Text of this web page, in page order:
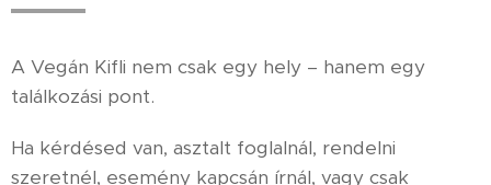
A Vegán Kifli nem csak egy hely – hanem egy
találkozási pont.
Ha kérdésed van, asztalt foglalnál, rendelni
szeretnél, esemény kapcsán írnál, vagy csak